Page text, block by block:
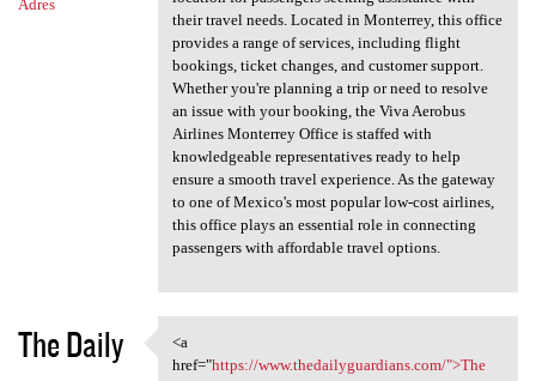
Adres
their travel needs. Located in Monterrey, this office
provides a range of services, including flight
bookings, ticket changes, and customer support.
Whether you're planning a trip or need to resolve
an issue with your booking, the Viva Aerobus
Airlines Monterrey Office is staffed with
knowledgeable representatives ready to help
ensure a smooth travel experience. As the gateway
to one of Mexico's most popular low-cost airlines,
this office plays an essential role in connecting
passengers with affordable travel options.
The Daily
<a href="https://www
<a
href="https://www.thedailyguardians.com/">The